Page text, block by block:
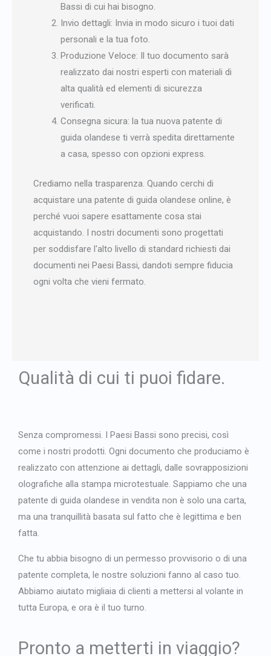
Bassi di cui hai bisogno.
Invio dettagli: Invia in modo sicuro i tuoi dati
personali e la tua foto.
Produzione Veloce: Il tuo documento sarà
realizzato dai nostri esperti con materiali di
alta qualità ed elementi di sicurezza
verificati.
Consegna sicura: la tua nuova patente di
guida olandese ti verrà spedita direttamente
a casa, spesso con opzioni express.
Crediamo nella trasparenza. Quando cerchi di
acquistare una patente di guida olandese online, è
perché vuoi sapere esattamente cosa stai
acquistando. I nostri documenti sono progettati
per soddisfare l'alto livello di standard richiesti dai
documenti nei Paesi Bassi, dandoti sempre fiducia
ogni volta che vieni fermato.
Qualità di cui ti puoi fidare.
Senza compromessi. I Paesi Bassi sono precisi, così
come i nostri prodotti. Ogni documento che produciamo è
realizzato con attenzione ai dettagli, dalle sovrapposizioni
olografiche alla stampa microtestuale. Sappiamo che una
patente di guida olandese in vendita non è solo una carta,
ma una tranquillità basata sul fatto che è legittima e ben
fatta.
Che tu abbia bisogno di un permesso provvisorio o di una
patente completa, le nostre soluzioni fanno al caso tuo.
Abbiamo aiutato migliaia di clienti a mettersi al volante in
tutta Europa, e ora è il tuo turno.
Pronto a metterti in viaggio?